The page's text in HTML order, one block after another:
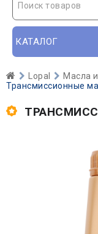
Поиск товаров
КАТАЛОГ
Lopal
Масла
Трансмиссионные